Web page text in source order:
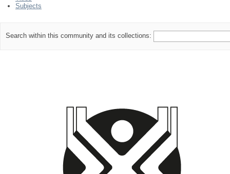
Subjects
Search within this community and its collections: